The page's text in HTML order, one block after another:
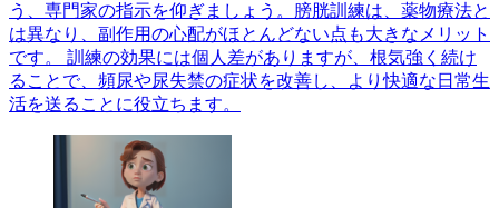
う、専門家の指示を仰ぎましょう。膀胱訓練は、薬物療法と
は異なり、副作用の心配がほとんどない点も大きなメリット
です。 訓練の効果には個人差がありますが、根気強く続け
ることで、頻尿や尿失禁の症状を改善し、より快適な日常生
活を送ることに役立ちます。